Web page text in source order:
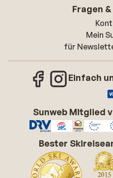
Fragen
Mein
für
Einfach
Sunweb Mitglied
Bester